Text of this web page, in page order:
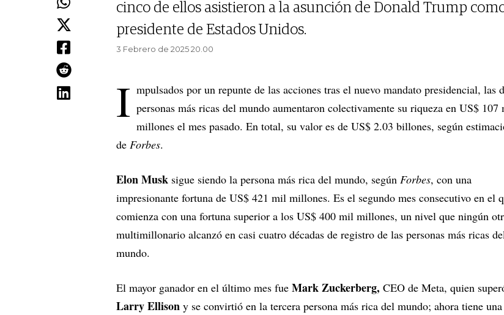
cinco de ellos asistieron a la asunción de Donald Trump
presidente de Estados Unidos.
3 Febrero de 2025 20.00
I mpulsados por un repunte de las acciones tras el nuevo mandato presidencial, las
personas más ricas del mundo aumentaron colectivamente su riqueza en US$ 107
millones el mes pasado. En total, su valor es de US$ 2.03 billones, según
de Forbes.
Elon Musk sigue siendo la persona más rica del mundo, según Forbes, con una
impresionante fortuna de US$ 421 mil millones. Es el segundo mes consecutivo en el
comienza con una fortuna superior a los US$ 400 mil millones, un nivel que ningún
multimillonario alcanzó en casi cuatro décadas de registro de las personas más ricas
mundo.
El mayor ganador en el último mes fue Mark Zuckerberg, CEO de Meta, quien
Larry Ellison y se convirtió en la tercera persona más rica del mundo; ahora tiene una